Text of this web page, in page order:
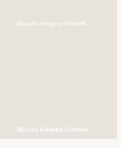
Rüyada Yengeç Görmek
Rüyada Kulaklık Görmek